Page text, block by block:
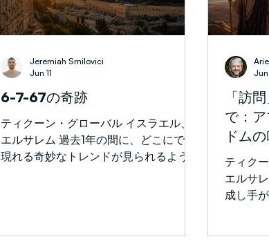
6-7-67の奇跡
ティクーン・グローバル イスラエル、
エルサレム 過去1年の間に、どこにでも
現れる奇妙なトレンドが見られるように
まり、いつの間にかこれらの数字が予期
Jeremiah Smilovici
Jun 11
「訪
で：ア
ドム
ティク
エルサ
成し手